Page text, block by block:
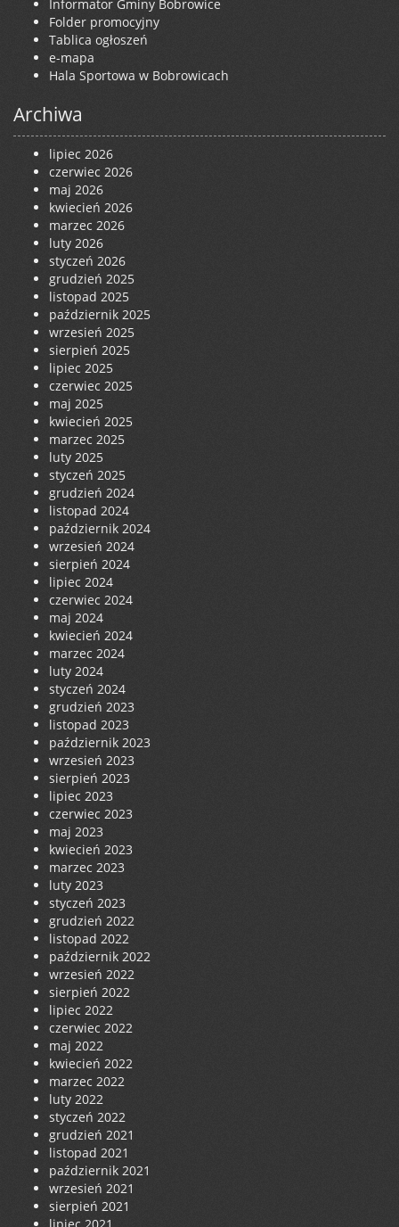
Informator Gminy Bobrowice
Folder promocyjny
Tablica ogłoszeń
e-mapa
Hala Sportowa w Bobrowicach
Archiwa
lipiec 2026
czerwiec 2026
maj 2026
kwiecień 2026
marzec 2026
luty 2026
styczeń 2026
grudzień 2025
listopad 2025
październik 2025
wrzesień 2025
sierpień 2025
lipiec 2025
czerwiec 2025
maj 2025
kwiecień 2025
marzec 2025
luty 2025
styczeń 2025
grudzień 2024
listopad 2024
październik 2024
wrzesień 2024
sierpień 2024
lipiec 2024
czerwiec 2024
maj 2024
kwiecień 2024
marzec 2024
luty 2024
styczeń 2024
grudzień 2023
listopad 2023
październik 2023
wrzesień 2023
sierpień 2023
lipiec 2023
czerwiec 2023
maj 2023
kwiecień 2023
marzec 2023
luty 2023
styczeń 2023
grudzień 2022
listopad 2022
październik 2022
wrzesień 2022
sierpień 2022
lipiec 2022
czerwiec 2022
maj 2022
kwiecień 2022
marzec 2022
luty 2022
styczeń 2022
grudzień 2021
listopad 2021
październik 2021
wrzesień 2021
sierpień 2021